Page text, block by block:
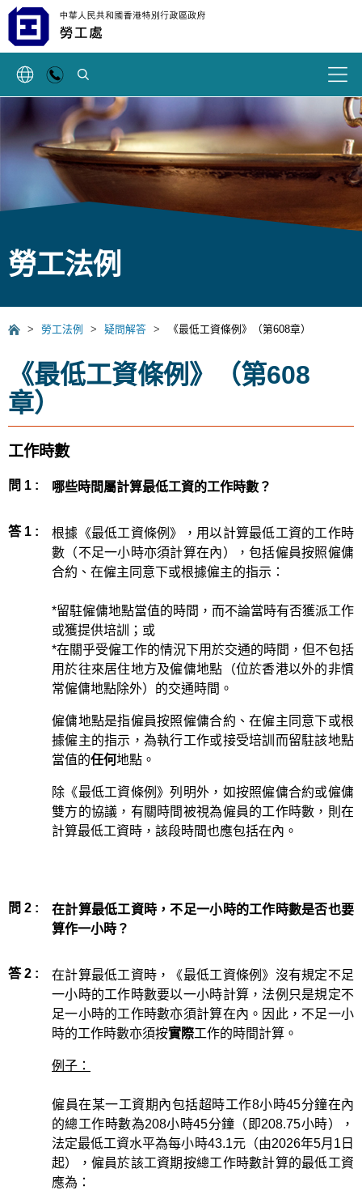
搜索
勞工法例
> 勞工法例 > 疑問解答 > 《最低工資條例》（第608章）
《最低工資條例》（第608
章）
工作時數
問 1 : 哪些時間屬計算最低工資的工作時數？
答 1 :
根據《最低工資條例》，用以計算最低工資的工作時
數（不足一小時亦須計算在內），包括僱員按照僱傭
合約、在僱主同意下或根據僱主的指示：
*留駐僱傭地點當值的時間，而不論當時有否獲派工作
或獲提供培訓；或
*在關乎受僱工作的情況下用於交通的時間，但不包括
用於往來居住地方及僱傭地點（位於香港以外的非慣
常僱傭地點除外）的交通時間。
僱傭地點是指僱員按照僱傭合約、在僱主同意下或根
據僱主的指示，為執行工作或接受培訓而留駐該地點
當值的任何地點。
除《最低工資條例》列明外，如按照僱傭合約或僱傭
雙方的協議，有關時間被視為僱員的工作時數，則在
計算最低工資時，該段時間也應包括在內。
問 2 :
在計算最低工資時，不足一小時的工作時數是否也要
算作一小時？
答 2 :
在計算最低工資時，《最低工資條例》沒有規定不足
一小時的工作時數要以一小時計算，法例只是規定不
足一小時的工作時數亦須計算在內。因此，不足一小
時的工作時數亦須按實際工作的時間計算。
例子：
僱員在某一工資期內包括超時工作8小時45分鐘在內
的總工作時數為208小時45分鐘（即208.75小時），
法定最低工資水平為每小時43.1元（由2026年5月1日
起），僱員於該工資期按總工作時數計算的最低工資
應為：